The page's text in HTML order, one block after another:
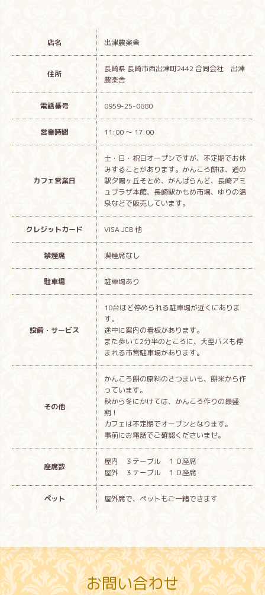
店名 出津農楽舎
住所
長崎県 長崎市西出津町2442 合同会社 出津
農楽舎
電話番号 0959-25-0880
営業時間 11:00 ～ 17:00
カフェ営業日
土・日・祝日オープンですが、不定期でお休
みすることがあります。かんころ餅は、道の
駅夕陽ヶ丘そとめ、がんばらんど、長崎アミ
ュプラザ本館、長崎駅かもめ市場、ゆりの温
泉などで販売しています。
クレジットカード VISA JCB 他
禁煙席 喫煙席なし
駐車場 駐車場あり
設備・サービス
10台ほど停められる駐車場が近くにありま
す。
途中に案内の看板があります。
また歩いて2分半のところに、大型バスも停
まれる市営駐車場があります。
その他
かんころ餅の原料のさつまいも、餅米から作
っています。
秋から冬にかけては、かんころ作りの最盛
期！
カフェは不定期でオープンとなります。
事前にお電話でご確認くださいませ。
座席数
屋内 ３テーブル １０座席
屋外 ３テーブル １０座席
ペット 屋外席で、ペットもご一緒できます
お問い合わせ